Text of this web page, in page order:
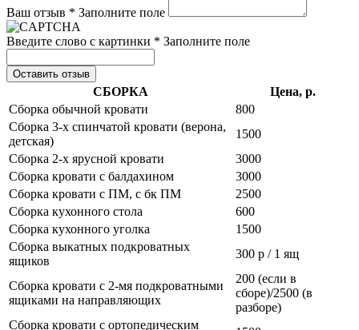
Ваш отзыв * Заполните поле
Введите слово с картинки * Заполните поле
Оставить отзыв
СБОРКА
Цена, р.
Сборка обычной кровати
800
Сборка 3-х спинчатой кровати (верона,
детская)
1500
Сборка 2-х ярусной кровати
3000
Сборка кровати с балдахином
3000
Сборка кровати с ПМ, с бк ПМ
2500
Сборка кухонного стола
600
Сборка кухонного уголка
1500
Сборка выкатных подкроватных
ящиков
300 р / 1 ящ
Сборка кровати с 2-мя подкроватными
ящиками на направляющих
200 (если в
сборе)/2500 (в
разборе)
Сборка кровати с ортопедическим